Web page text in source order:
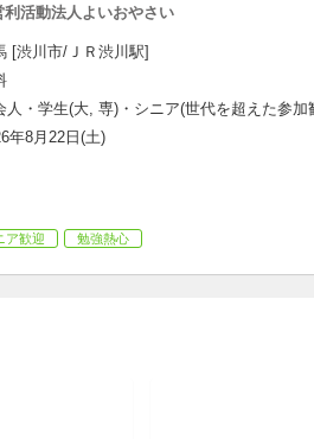
利活動法人よいおやさい
[渋川市/ＪＲ渋川駅]
人・学生(大, 専)・シニア(世代を超えた参加
年8月22日(土)
ア歓迎 勉強熱心